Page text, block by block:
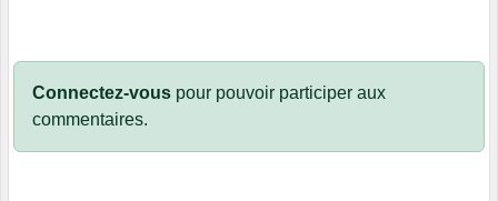
Connectez-vous pour pouvoir participer aux
commentaires.